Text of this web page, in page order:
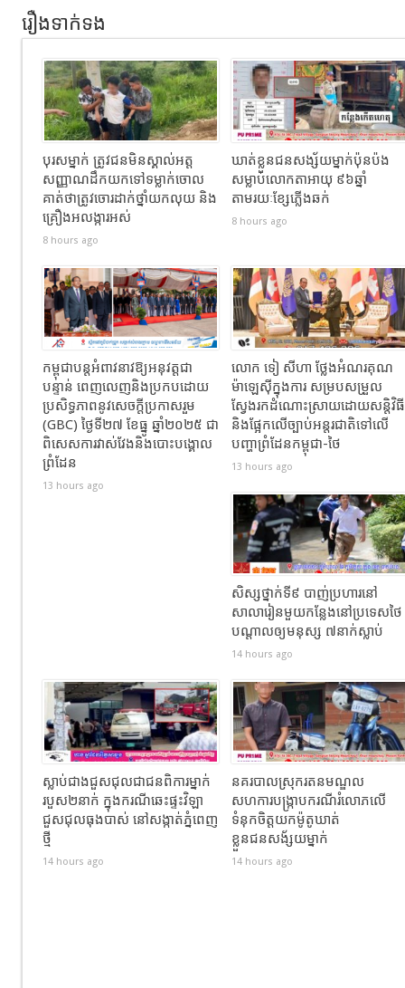
រឿងទាក់ទង
បុរសម្នាក់ ត្រូវជនមិនស្គាល់អត្ត
សញ្ញាណដឹកយកទៅទម្លាក់ចោល
គាត់ថាត្រូវចោរដាក់ថ្នាំយកលុយ និង
គ្រឿងអលង្ការអស់
8 hours ago
ឃាត់ខ្លួនជនសង្ស័យម្នាក់ប៉ុនប៉ង
សម្លាប់លោកតាអាយុ ៩៦ឆ្នាំ
តាមរយៈខ្សែភ្លើងឆក់
8 hours ago
កម្ពុជាបន្តអំពាវនាវឱ្យអនុវត្តជា
បន្ទាន់ ពេញលេញនិងប្រកបដោយ
ប្រសិទ្ធភាពនូវសេចក្តីប្រកាសរួម
(GBC) ថ្ងៃទី២៧ ខែធ្នូ ឆ្នាំ២០២៥ ជា
ពិសេសការវាស់វែងនិងបោះបង្គោល
ព្រំដែន
13 hours ago
លោក ទៀ សីហា ថ្លែងអំណរគុណ
ម៉ាឡេស៊ីក្នុងការ សម្របសម្រួល
ស្វែងរកដំណោះស្រាយដោយសន្តិវិធី
និងផ្អែកលើច្បាប់អន្តរជាតិទៅលើ
បញ្ហាព្រំដែនកម្ពុជា-ថៃ
13 hours ago
សិស្សថ្នាក់ទី៩ បាញ់ប្រហារនៅ
សាលារៀនមួយកន្លែងនៅប្រទេសថៃ
បណ្តាលឲ្យមនុស្ស ៧នាក់ស្លាប់
14 hours ago
ស្លាប់ជាងជួសជុលជាជនពិការម្នាក់
របួស២នាក់ ក្នុងករណីឆេះផ្ទះវិឡា
ជួសជុលធុងបាស់ នៅសង្កាត់ភ្នំពេញ
ថ្មី
14 hours ago
នគរបាលស្រុករតនមណ្ឌល
សហការបង្រ្កាបករណីរំលោភលើ
ទំនុកចិត្តយកម៉ូតូឃាត់
ខ្លួនជនសង័្សយម្នាក់
14 hours ago